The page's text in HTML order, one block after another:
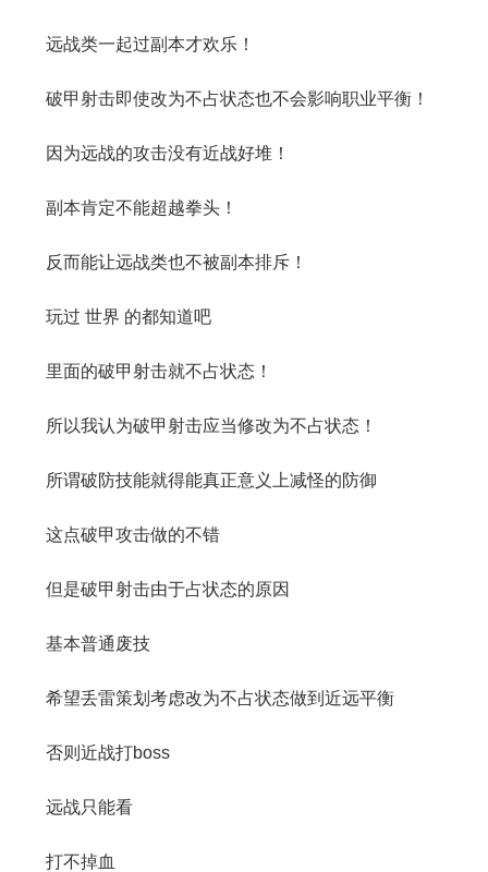
远战类一起过副本才欢乐！
破甲射击即使改为不占状态也不会影响职业平衡！
因为远战的攻击没有近战好堆！
副本肯定不能超越拳头！
反而能让远战类也不被副本排斥！
玩过 世界 的都知道吧
里面的破甲射击就不占状态！
所以我认为破甲射击应当修改为不占状态！
所谓破防技能就得能真正意义上减怪的防御
这点破甲攻击做的不错
但是破甲射击由于占状态的原因
基本普通废技
希望丢雷策划考虑改为不占状态做到近远平衡
否则近战打boss
远战只能看
打不掉血